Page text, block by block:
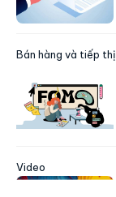
Bán hàng và tiếp thị
Video